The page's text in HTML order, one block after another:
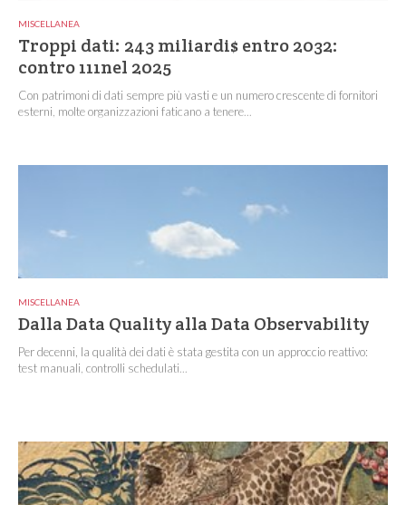
MISCELLANEA
Troppi dati: 243 miliardi$ entro 2032:
contro 111nel 2025
Con patrimoni di dati sempre più vasti e un numero crescente di fornitori
esterni, molte organizzazioni faticano a tenere...
MISCELLANEA
Dalla Data Quality alla Data Observability
Per decenni, la qualità dei dati è stata gestita con un approccio reattivo:
test manuali, controlli schedulati...